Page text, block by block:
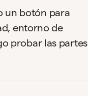
un botón para
entorno de
probar las partes